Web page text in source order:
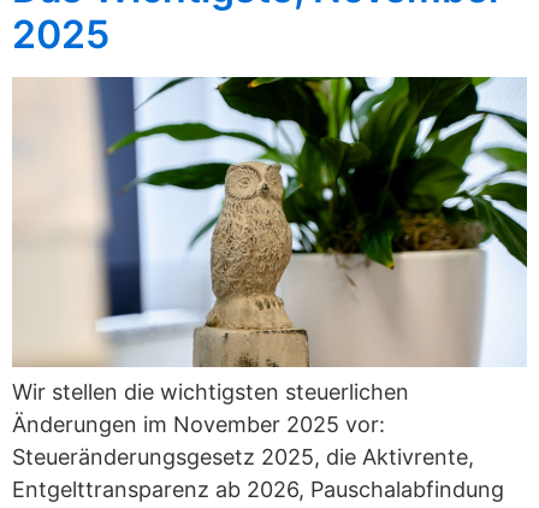
2025
Wir stellen die wichtigsten steuerlichen
Änderungen im November 2025 vor:
Steueränderungsgesetz 2025, die Aktivrente,
Entgelttransparenz ab 2026, Pauschalabfindung